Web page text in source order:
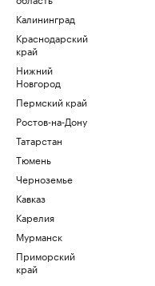
Калининград
Краснодарский
край
Нижний
Новгород
Пермский край
Ростов-на-Дону
Татарстан
Тюмень
Черноземье
Кавказ
Карелия
Мурманск
Приморский
край